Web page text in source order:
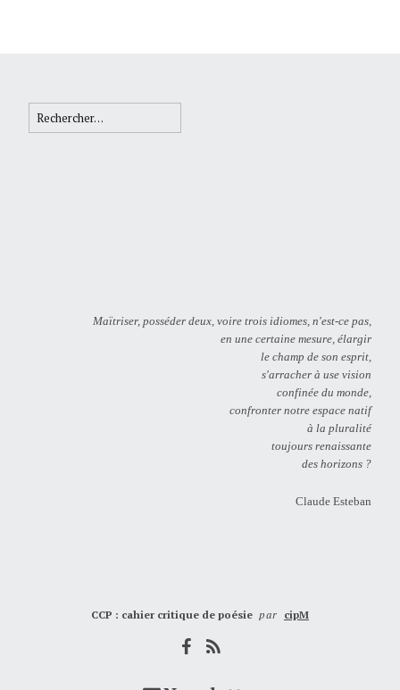
Rechercher :
Maïtriser, posséder deux, voire trois idiomes, n'est-ce pas,
en une certaine mesure, élargir
le champ de son esprit,
s'arracher à use vision
confinée du monde,
confronter notre espace natif
à la pluralité
toujours renaissante
des horizons ?
Claude Esteban
CCP : cahier critique de poésie par cipM